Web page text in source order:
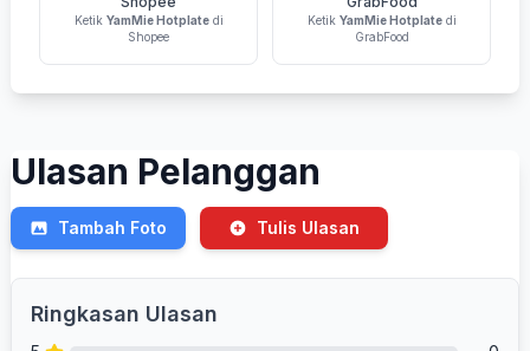
Ketik YamMie Hotplatedi
Shopee
Ketik YamMie Hotplatedi
GrabFood
Ulasan Pelanggan
Tambah Foto Tulis Ulasan
Ringkasan Ulasan